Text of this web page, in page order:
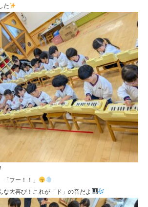
た
フー！！」
な大喜び！これが「ド」の音だよ